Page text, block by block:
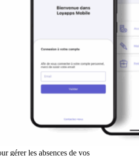
gérer les absences de vos